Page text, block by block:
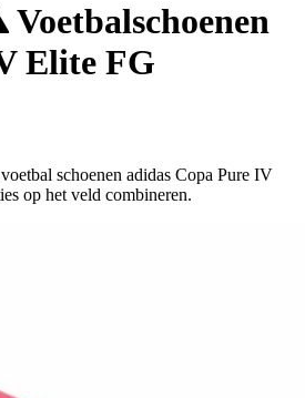
Voetbalschoenen
Elite FG
schoenen adidas Copa Pure IV
op het veld combineren.